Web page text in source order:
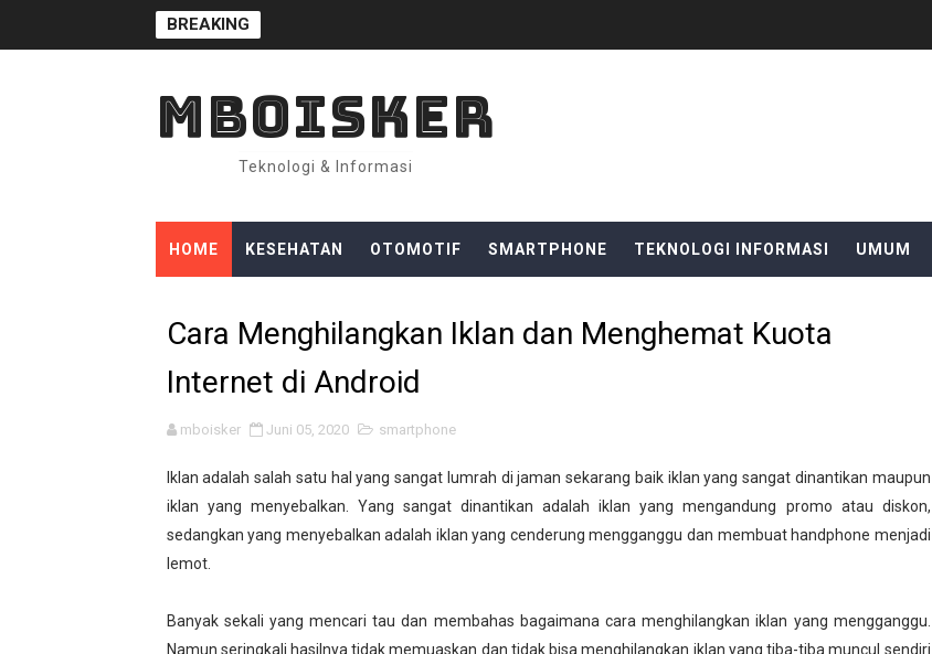
BREAKING
MBOISKER
Teknologi & Informasi
HOME KESEHATAN OTOMOTIF SMARTPHONE TEKNOLOGI INFORMASI UMUM
Cara Menghilangkan Iklan dan Menghemat Kuota
Internet di Android
mboisker Juni 05, 2020 smartphone
Iklan adalah salah satu hal yang sangat lumrah di jaman sekarang baik iklan yang sangat dinantikan maupun
iklan yang menyebalkan. Yang sangat dinantikan adalah iklan yang mengandung promo atau diskon,
sedangkan yang menyebalkan adalah iklan yang cenderung mengganggu dan membuat handphone menjadi
lemot.
Banyak sekali yang mencari tau dan membahas bagaimana cara menghilangkan iklan yang mengganggu.
Namun seringkali hasilnya tidak memuaskan dan tidak bisa menghilangkan iklan yang tiba-tiba muncul sendiri